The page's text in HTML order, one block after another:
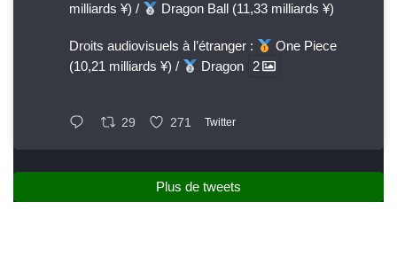
milliards ¥) /
Dragon Ball (11,33 milliards ¥)
Droits audiovisuels à l’étranger :
One Piece
(10,21 milliards ¥) /
Dragon 2
29 271 Twitter
Plus de tweets